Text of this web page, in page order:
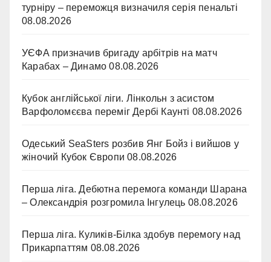
турніру – переможця визначиля серія пенальті
08.08.2026
УЄФА призначив бригаду арбітрів на матч
Карабах – Динамо 08.08.2026
Кубок англійської ліги. Лінкольн з асистом
Варфоломєєва переміг Дербі Каунті 08.08.2026
Одеський SeaSters розбив Янг Бойз і вийшов у
жіночий Кубок Європи 08.08.2026
Перша ліга. Дебютна перемога команди Шарана
– Олександрія розгромила Інгулець 08.08.2026
Перша ліга. Куликів-Білка здобув перемогу над
Прикарпаттям 08.08.2026